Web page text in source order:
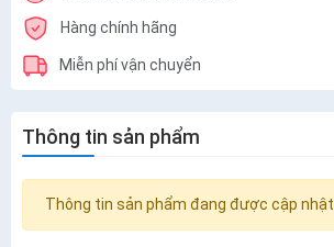
Hàng chính hãng
Miễn phí vận chuyển
Thông tin sản phẩm
Thông tin sản phẩm đang được cập nhật